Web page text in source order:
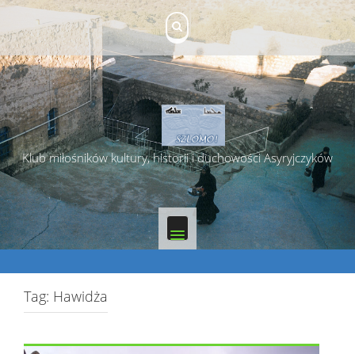
Skip
content
Klub miłośników kultury, historii i duchowości Asyryjczyków
Tag: Hawidża